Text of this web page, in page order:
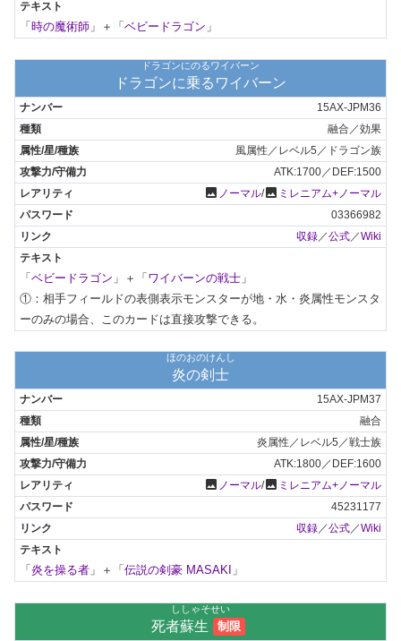
「 時の魔術師 」＋「 ベビードラゴン 」
ドラゴンにのるワイバーン
ドラゴンに乗るワイバーン
15AX-JPM36
融合／効果
風属性／レベル5／ドラゴン族
ATK:1700／DEF:1500
photo ノーマル/photo ミレニアム+ノーマル
03366982
収録／公式／Wiki
「 ベビードラゴン 」＋「 ワイバーンの戦士 」
①：相手フィールドの表側表示モンスターが地・水・炎属性モンスタ
ーのみの場合、このカードは直接攻撃できる。
ほのおのけんし
炎の剣士
15AX-JPM37
融合
炎属性／レベル5／戦士族
ATK:1800／DEF:1600
photo ノーマル/photo ミレニアム+ノーマル
45231177
収録／公式／Wiki
「 炎を操る者 」＋「 伝説の剣豪 MASAKI 」
ししゃそせい
死者蘇生 制限